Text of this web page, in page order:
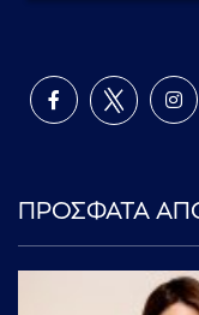
ΠΡΟΣΦΑΤΑ